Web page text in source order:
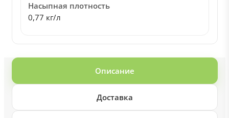
Насыпная плотность
0,77 кг/л
Описание
Доставка